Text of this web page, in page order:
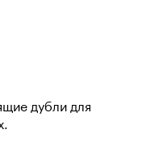
дубли для